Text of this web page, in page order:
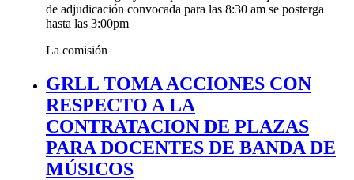
de adjudicación convocada para las 8:30 am se posterga
hasta las 3:00pm
La comisión
GRLL TOMA ACCIONES CON
RESPECTO A LA
CONTRATACION DE PLAZAS
PARA DOCENTES DE BANDA DE
MÚSICOS